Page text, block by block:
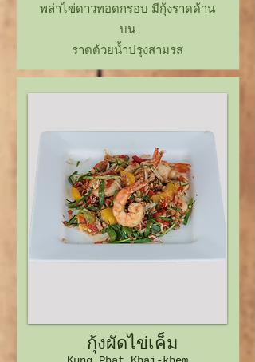
พล่าไข่ดาวทอดกรอบ มีกุ้งราดด้าน
บน
ราดด้วยน้ำปรุงสามรส
กุ้งผัดไข่เค็ม